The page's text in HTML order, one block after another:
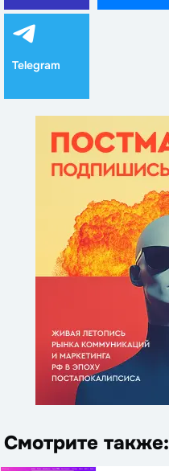
Telegram
Смотрите также: